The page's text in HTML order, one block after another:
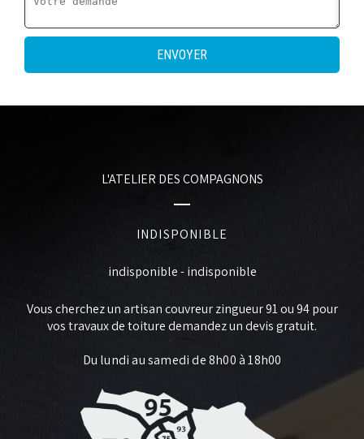
L'ATELIER DES COMPAGNONS
INDISPONIBLE
indisponible-indisponible
Vous cherchez unartisan couvreur zingueur 91ou 94 pour
vos travaux de toiture demandez un devis gratuit.
Du lundi au samedi de 8h00 à 18h00